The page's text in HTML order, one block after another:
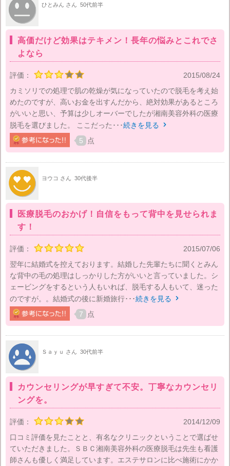
ひとみん さん 50代前半
高価だけど効果はテキメン！長年の悩みとこれでさ
よなら
評価：
2015/08/24
カミソリでの処理で肌の乾燥が気になっていたので脱毛を考え始
めたのですが、高いお金を出すんだから、絶対効果があるところ
がいいと思い、予算は少しオーバーでしたが湘南美容外科の医療
脱毛を選びました。 ここだった･･･続きを見る 
5 点
ヨウコ さん 30代後半
医療脱毛のおかげ！自信をもって背中を見せられま
す！
評価：
2015/07/06
翌年に結婚式を控えております。結婚した先輩たちに聞くとみん
な背中の毛の処理はしっかりした方がいいと言っていました。シ
ェービングをするという人もいれば、脱毛する人もいて、迷った
のですが。。結婚式の後に新婚旅行･･･続きを見る 
7 点
Ｓａｙｕ さん 30代前半
カウンセリングが早すぎて不安。丁寧なカウンセリ
ングを。
評価：
2014/12/09
口コミ評価を見たことと、有名なクリニックということで選ばせ
ていただきました。ＳＢＣ湘南美容外科の医療脱毛は先生も看護
師さんも優しく満足しています。エステサロンに比べ施術にかか